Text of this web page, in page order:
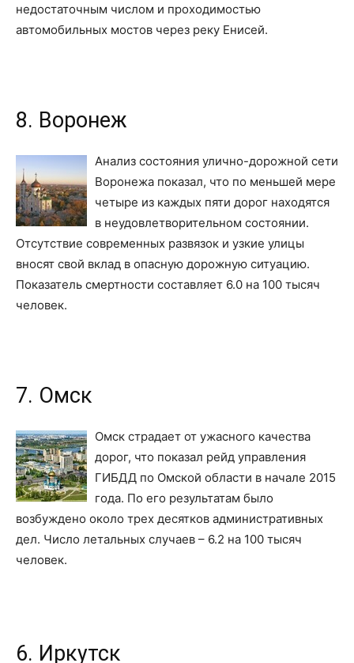
недостаточным числом и проходимостью
автомобильных мостов через реку Енисей.
8. Воронеж
Анализ состояния улично-дорожной сети
Воронежа показал, что по меньшей мере
четыре из каждых пяти дорог находятся
в неудовлетворительном состоянии.
Отсутствие современных развязок и узкие улицы
вносят свой вклад в опасную дорожную ситуацию.
Показатель смертности составляет 6.0 на 100 тысяч
человек.
7. Омск
Омск страдает от ужасного качества
дорог, что показал рейд управления
ГИБДД по Омской области в начале 2015
года. По его результатам было
возбуждено около трех десятков административных
дел. Число летальных случаев – 6.2 на 100 тысяч
человек.
6. Иркутск